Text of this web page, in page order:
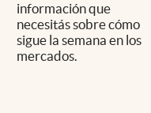
información que
necesitás sobre cómo
sigue la semana en los
mercados.